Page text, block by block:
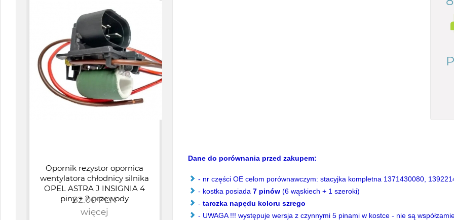
Opornik rezystor opornica
wentylatora chłodnicy silnika
OPEL ASTRA J INSIGNIA 4
piny + 2 przewody
82.00 PLN
więcej
KRZYŻAK LEWY FIAT 500L
Grande PUNTO DOBLO
FIORINO QUBO Musa 1.3 i 1.9
JTD MJTD
147.00 PLN
więcej
PEDAŁU
więcej
Dane do porównania przed zakupem:
- nr części OE celom porównawczym: stacyjka kompletna 1371430080,
- kostka posiada 7 pinów (6 wąskiech + 1 szeroki)
- tarczka napędu koloru szrego
- UWAGA !!! występuje wersja z czynnymi 5 pinami w kostce - nie są